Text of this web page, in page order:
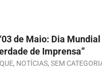
de Maio: Dia Mundial
de Imprensa”
, NOTÍCIAS, SEM